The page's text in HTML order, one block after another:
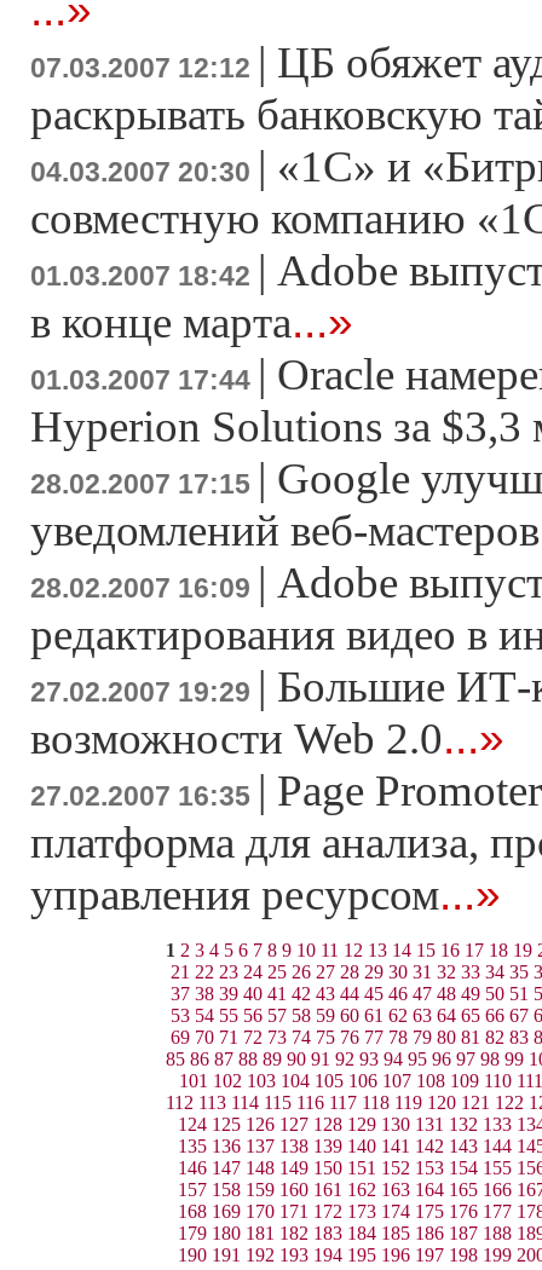
07.03.2007 12:12 | ЦБ обяжет
раскрывать банковскую
04.03.2007 20:30 | «1С» и
совместную компанию
01.03.2007 18:42 | Adobe
в конце марта...»
01.03.2007 17:44 | Oracle
Hyperion Solutions за
28.02.2007 17:15 | Google
уведомлений веб-мастеров
28.02.2007 16:09 | Adobe
редактирования видео в
27.02.2007 19:29 | Большие ИТ-
возможности Web 2.0...»
27.02.2007 16:35 | Page
платформа для анализа,
управления ресурсом...»
1 2 3 4 5 6 7 8 9 10 11 12 13 14 15 16 17 18 19
21 22 23 24 25 26 27 28 29 30 31 32 33 34 35
37 38 39 40 41 42 43 44 45 46 47 48 49 50 51
53 54 55 56 57 58 59 60 61 62 63 64 65 66 67
69 70 71 72 73 74 75 76 77 78 79 80 81 82 83
85 86 87 88 89 90 91 92 93 94 95 96 97 98 99
101 102 103 104 105 106 107 108 109 110 111
112 113 114 115 116 117 118 119 120 121 122
124 125 126 127 128 129 130 131 132 133
135 136 137 138 139 140 141 142 143 144
146 147 148 149 150 151 152 153 154 155
157 158 159 160 161 162 163 164 165 166
168 169 170 171 172 173 174 175 176 177
179 180 181 182 183 184 185 186 187 188
190 191 192 193 194 195 196 197 198 199